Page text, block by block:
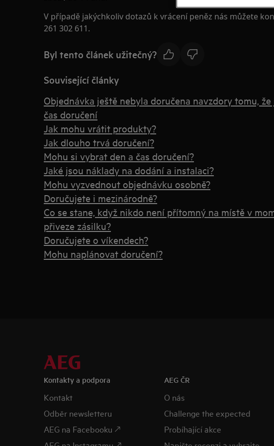
V případě jakýchkoliv dotazů k vrácení peněz nás můžete
261 302 611.
Byl tento článek užitečný?
Související články
Objednávka ještě nebyla doručena navzdory tomu,
čas doručení
Jak mohu vrátit produkty?
Jak dlouho trvá doručení?
Mohu si vybrat den a čas doručení?
Jaké jsou náklady na dodání a instalaci?
Mohu vyzvednout objednávku osobně?
Doručujete i mezinárodně?
Co se stane, když nikdo není přítomný na místě v
přiveze zásilku?
Doručujete o víkendech?
Mohu naplánovat doručení?
Kontakty a podpora
Kontakt
Odběr newsletteru
AEG na Facebooku 🡕
AEG ČR
O nás
Challenge the expected
Probíhající akce